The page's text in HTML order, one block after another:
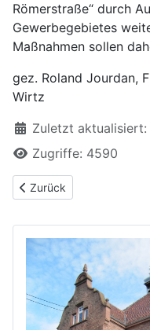
Römerstraße“ durch
Gewerbegebietes
Maßnahmen sollen
gez. Roland Jourdan,
Wirtz
Zuletzt
Zugriffe: 4590
Vorheriger Beitrag:
Zurück